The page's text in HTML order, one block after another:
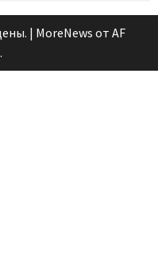
| MoreNews от AF